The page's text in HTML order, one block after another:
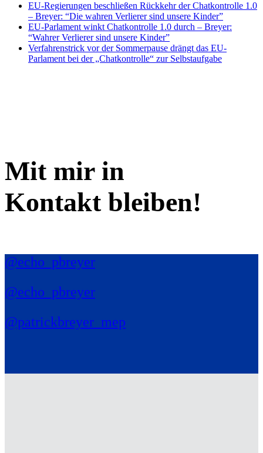
EU-Regierungen beschließen Rückkehr der Chatkontrolle 1.0
– Breyer: “Die wahren Verlierer sind unsere Kinder”
EU-Parlament winkt Chatkontrolle 1.0 durch – Breyer:
“Wahrer Verlierer sind unsere Kinder”
Verfahrenstrick vor der Sommerpause drängt das EU-
Parlament bei der „Chatkontrolle“ zur Selbstaufgabe
Mit mir in
Kontakt bleiben!
@echo_pbreyer
@echo_pbreyer
@patrickbreyer_mep